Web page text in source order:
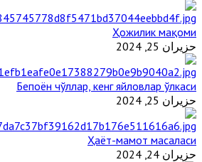
Ҳожилик мақоми
حزيران 25, 2024
Бепоён чўллар, кенг яйловлар ўлкаси
حزيران 25, 2024
Ҳаёт-мамот масаласи
حزيران 24, 2024